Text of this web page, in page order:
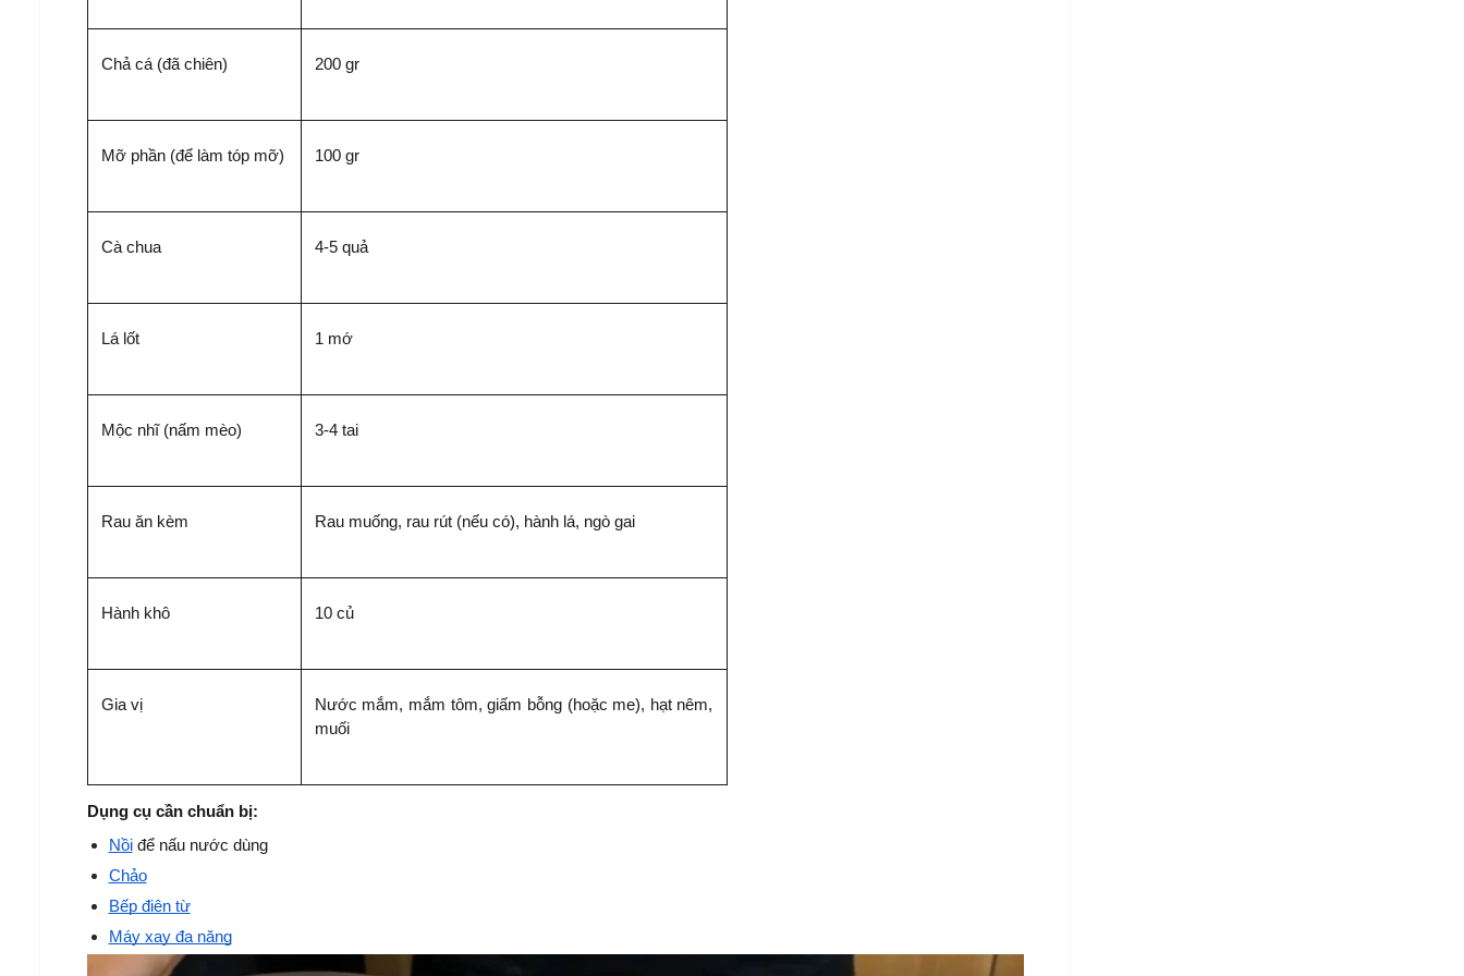
Chả cá (đã chiên) 200 gr
Mỡ phần (để làm tóp mỡ) 100 gr
Cà chua 4-5 quả
Lá lốt 1 mớ
Mộc nhĩ (nấm mèo) 3-4 tai
Rau ăn kèm Rau muống, rau rút (nếu có), hành lá, ngò gai
Hành khô 10 củ
Gia vị
Nước mắm, mắm tôm, giấm bỗng (hoặc me), hạt nêm,
muối
Dụng cụ cần chuẩn bị:
Nồi để nấu nước dùng
Chảo
Bếp điện từ
Máy xay đa năng